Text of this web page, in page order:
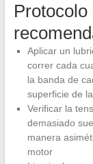
Aplicar un
correr cada
la banda de
superficie de
Verificar la
demasiado
manera
motor